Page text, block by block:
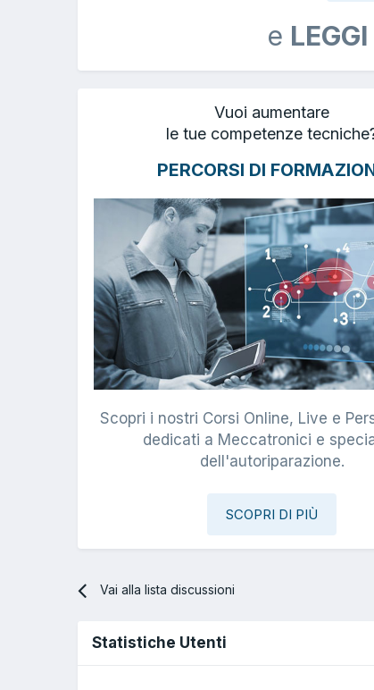
e
Vuoi aumentare
le tue competenze
PERCORSI DI
Scopri i nostri Corsi Online, Live e
dedicati a Meccatronici e
dell'autoriparazione.
SCOPRI DI PIÙ
Vai alla lista discussioni
Statistiche Utenti